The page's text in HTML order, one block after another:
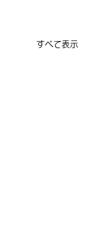
すべて表示